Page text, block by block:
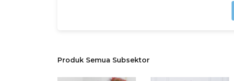
Produk Semua Subsektor